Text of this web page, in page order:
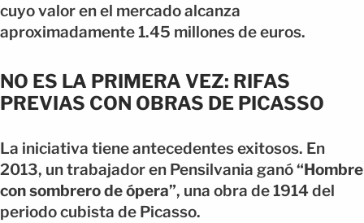
cuyo valor en el mercado alcanza
aproximadamente 1.45 millones de euros.
NO ES LA PRIMERA VEZ: RIFAS
PREVIAS CON OBRAS DE PICASSO
La iniciativa tiene antecedentes exitosos. En
2013, un trabajador en Pensilvania ganó“Hombre
con sombrero de ópera”, una obra de 1914 del
periodo cubista de Picasso.